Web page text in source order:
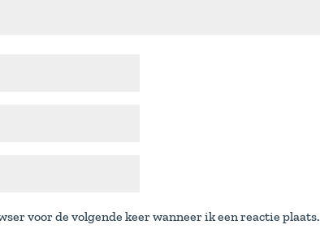
voor de volgende keer wanneer ik een reactie plaats.